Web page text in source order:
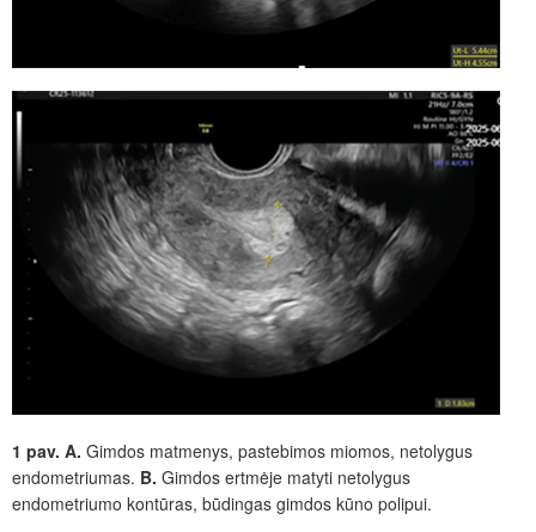
1 pav. A. Gimdos matmenys, pastebimos miomos, netolygus
endometriumas. B. Gimdos ertmėje matyti netolygus
endometriumo kontūras, būdingas gimdos kūno polipui.